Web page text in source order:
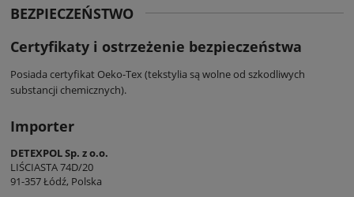
BEZPIECZEŃSTWO
Certyfikaty i ostrzeżenie bezpieczeństwa
Posiada certyfikat Oeko-Tex (tekstylia są wolne od szkodliwych
substancji chemicznych).
Importer
DETEXPOL Sp. z o.o.
LIŚCIASTA 74D/20
91-357 Łódź, Polska